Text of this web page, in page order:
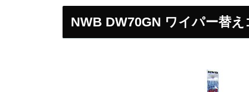
NWB DW70GN ワイパー替